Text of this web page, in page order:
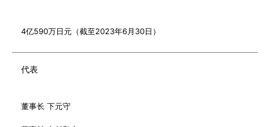
4亿590万日元（截至2023年6月30日）
代表
董事长 下元守